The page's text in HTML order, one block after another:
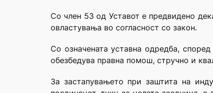
Со член 53 од Уставот е предвидено
овластувања во согласност со закон.
Со означената уставна одредба,
обезбедува правна помош, стручно и
За застапувањето при заштита на